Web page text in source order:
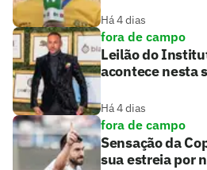
Há 4 dias
fora de campo
Leilão do
acontece nesta
Há 4 dias
fora de campo
Sensação da
sua estreia por